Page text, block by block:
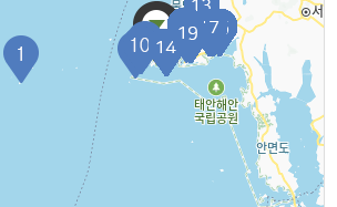
(신진도)
안군 근흥면 신진도리 /
다의섬들